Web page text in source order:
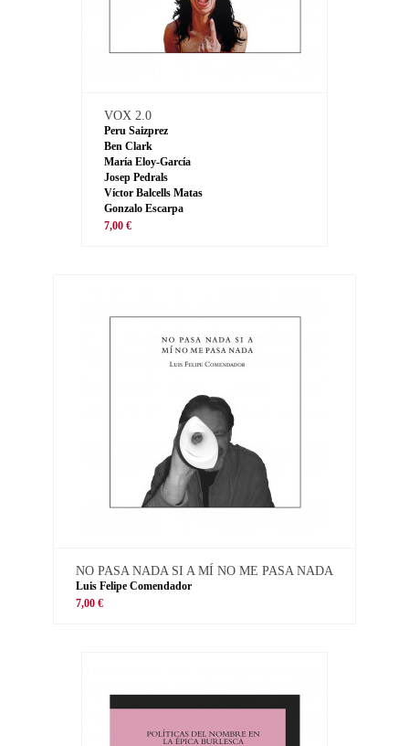
VOX 2.0
Peru Saizprez
Ben Clark
María Eloy-García
Josep Pedrals
Víctor Balcells Matas
Gonzalo Escarpa
7,00 €
NO PASA NADA SI A MÍ NO ME PASA NADA
Luis Felipe Comendador
7,00 €